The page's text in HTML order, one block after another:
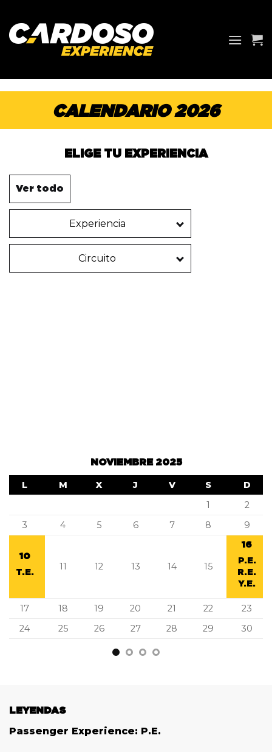
contenido
CALENDARIO 2026
ELIGE TU EXPERIENCIA
Ver todo
Experiencia
Circuito
NOVIEMBRE 2025
L M X J V S
D
1
2
3
4 5 6 7 8 9
10
T.E.
11 12 13 14 15
16
P.E.
R.E.
Y.E.
17 18 19 20 21 22
23
24
25 26 27 28 29 30
LEYENDAS
Passenger Experience: P.E.